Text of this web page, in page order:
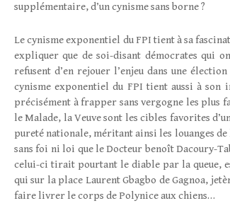
supplémentaire, d’un cynisme sans borne ?
Le cynisme exponentiel du FPI tient à sa
expliquer que de soi-disant démocrates qui
refusent d’en rejouer l’enjeu dans une
cynisme exponentiel du FPI tient aussi à
précisément à frapper sans vergogne les plus
le Malade, la Veuve sont les cibles favorites
pureté nationale, méritant ainsi les louanges de
sans foi ni loi que le Docteur benoît Dacoury-
celui-ci tirait pourtant le diable par la queue,
qui sur la place Laurent Gbagbo de Gagnoa,
faire livrer le corps de Polynice aux chiens…